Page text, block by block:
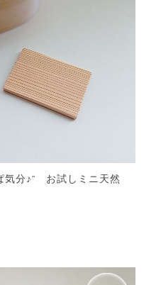
気分♪” お試しミニ天然